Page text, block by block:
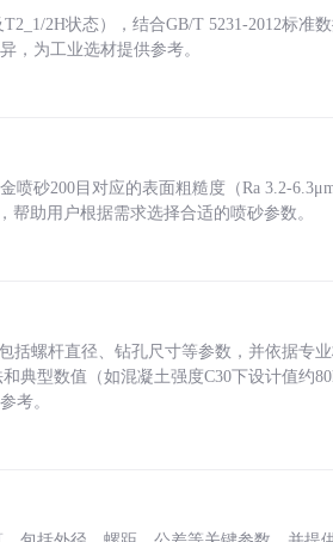
2H状态），结合GB/T 5231-2012标准
，为工业选材提供参考。
砂200目对应的表面粗糙度（Ra 3.2-
帮助用户根据需求选择合适的喷砂参数。
括螺杆直径、钻孔尺寸等参数，并依据专
典型数值（如混凝土强度C30下设计值约
考。